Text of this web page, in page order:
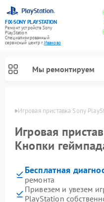
FIX-SONY PLAYSTATION
Ремонт устройств Sony
PlayStation
Специализированный
cервисный центр г.Иваново
Мы ремонтируем
Игровая приставка Sony
Игровая
Кнопки
Бесплатная
ремонта
Привезем и увезем
PlayStation